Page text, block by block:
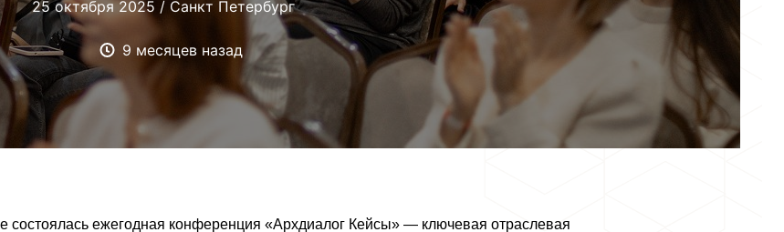
25 октября 2025 / Санкт Петербург
9 месяцев назад
состоялась ежегодная конференция «Архдиалог Кейсы» — ключевая отраслевая